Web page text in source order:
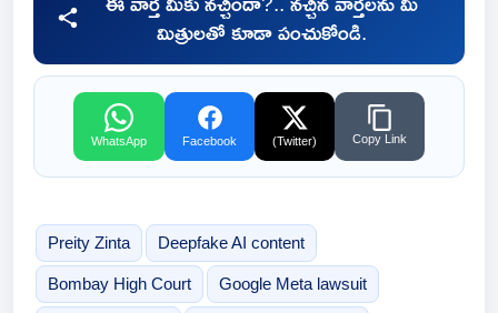
మిత్రులతో కూడా పంచుకోండి.
WhatsApp Facebook (Twitter) Copy Link
Preity Zinta Deepfake AI content
Bombay High Court Google Meta lawsuit